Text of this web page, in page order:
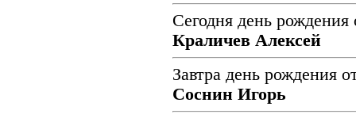
Сегодня день рождения
Краличев Алексей
Завтра день рождения
Соснин Игорь